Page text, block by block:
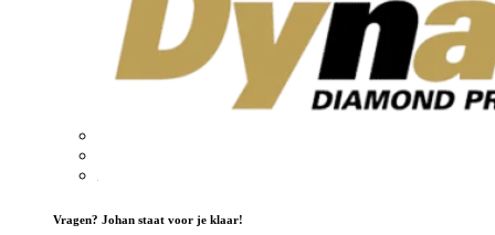
Vragen? Johan staat voor je klaar!